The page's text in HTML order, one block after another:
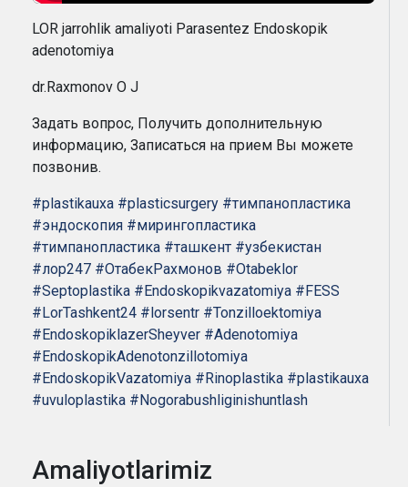
LOR jarrohlik amaliyoti Parasentez Endoskopik
adenotomiya
dr.Raxmonov O J
Задать вопрос, Получить дополнительную
информацию, Записаться на прием Вы можете
позвонив.
#plastikauxa #plasticsurgery #тимпанопластика
#эндоскопия #мирингопластика
#тимпанопластика #ташкент #узбекистан
#лор247 #ОтабекРахмонов #Otabeklor
#Septoplastika #Endoskopikvazatomiya #FESS
#LorTashkent24 #lorsentr #Tonzilloektomiya
#EndoskopiklazerSheyver #Adenotomiya
#EndoskopikAdenotonzillotomiya
#EndoskopikVazatomiya #Rinoplastika #plastikauxa
#uvuloplastika #Nogorabushliginishuntlash
Amaliyotlarimiz